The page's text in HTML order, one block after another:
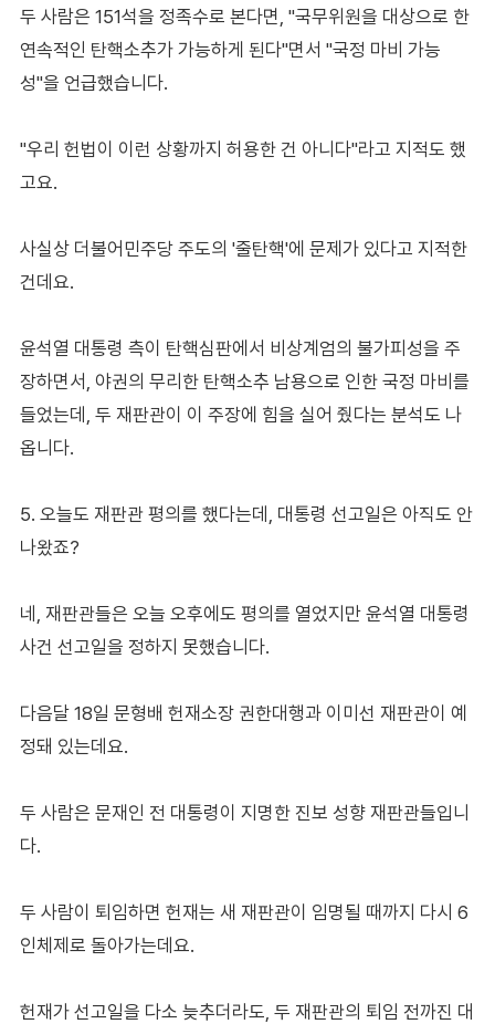
두 사람은 151석을 정족수로 본다면, "국무위원을 대상으로 한
연속적인 탄핵소추가 가능하게 된다"면서 "국정 마비 가능
성"을 언급했습니다.
"우리 헌법이 이런 상황까지 허용한 건 아니다"라고 지적도 했
고요.
사실상 더불어민주당 주도의 '줄탄핵'에 문제가 있다고 지적한
건데요.
윤석열 대통령 측이 탄핵심판에서 비상계엄의 불가피성을 주
장하면서, 야권의 무리한 탄핵소추 남용으로 인한 국정 마비를
들었는데, 두 재판관이 이 주장에 힘을 실어 줬다는 분석도 나
옵니다.
5. 오늘도 재판관 평의를 했다는데, 대통령 선고일은 아직도 안
나왔죠?
네, 재판관들은 오늘 오후에도 평의를 열었지만 윤석열 대통령
사건 선고일을 정하지 못했습니다.
다음달 18일 문형배 헌재소장 권한대행과 이미선 재판관이 예
정돼 있는데요.
두 사람은 문재인 전 대통령이 지명한 진보 성향 재판관들입니
다.
두 사람이 퇴임하면 헌재는 새 재판관이 임명될 때까지 다시 6
인체제로 돌아가는데요.
헌재가 선고일을 다소 늦추더라도, 두 재판관의 퇴임 전까진 대